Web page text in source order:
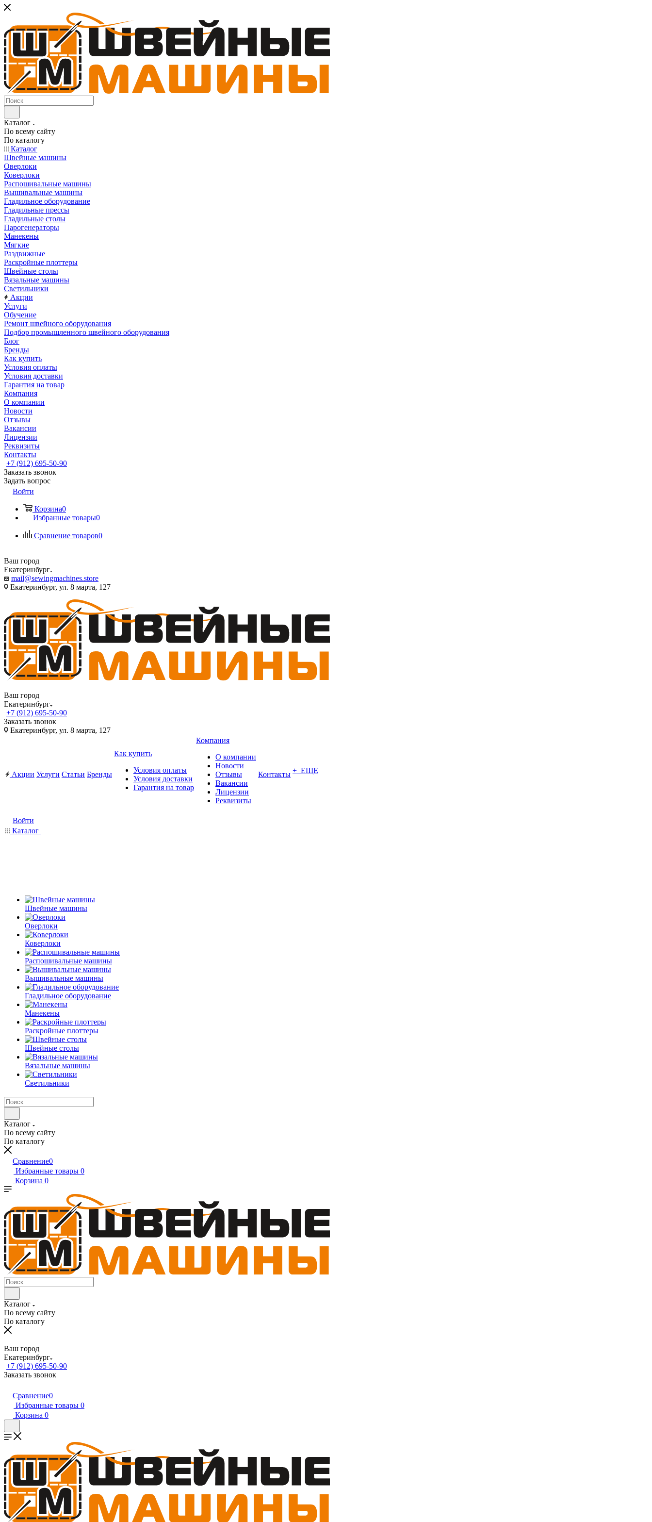
Каталог
По всему сайту
По каталогу
Каталог
Швейные машины
Оверлоки
Коверлоки
Распошивальные машины
Вышивальные машины
Гладильное оборудование
Гладильные прессы
Гладильные столы
Парогенераторы
Манекены
Мягкие
Раздвижные
Раскройные плоттеры
Швейные столы
Вязальные машины
Светильники
Акции
Услуги
Обучение
Ремонт швейного оборудования
Подбор промышленного швейного оборудования
Блог
Бренды
Как купить
Условия оплаты
Условия доставки
Гарантия на товар
Компания
О компании
Новости
Отзывы
Вакансии
Лицензии
Реквизиты
Контакты
+7 (912) 695-50-90
Заказать звонок
Задать вопрос
Войти
Корзина0
Избранные товары0
Сравнение товаров0
Ваш город
Екатеринбург
mail@sewingmachines.store
Екатеринбург, ул. 8 марта, 127
Ваш город
Екатеринбург
+7 (912) 695-50-90
Заказать звонок
Екатеринбург, ул. 8 марта, 127
Акции Услуги Статьи Бренды
Как купить
Условия оплаты
Условия доставки
Гарантия на товар
Компания
О компании
Новости
Отзывы
Вакансии
Лицензии
Реквизиты
Контакты + ЕЩЕ
Войти
Каталог
Швейные машины
Оверлоки
Коверлоки
Распошивальные машины
Вышивальные машины
Гладильное оборудование
Манекены
Раскройные плоттеры
Швейные столы
Вязальные машины
Светильники
Каталог
По всему сайту
По каталогу
Сравнение0
Избранные товары 0
Корзина 0
Каталог
По всему сайту
По каталогу
Ваш город
Екатеринбург
+7 (912) 695-50-90
Заказать звонок
Сравнение0
Избранные товары 0
Корзина 0